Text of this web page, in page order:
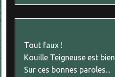
Tout faux !
Kouille Teigneuse est
Sur ces bonnes paroles...